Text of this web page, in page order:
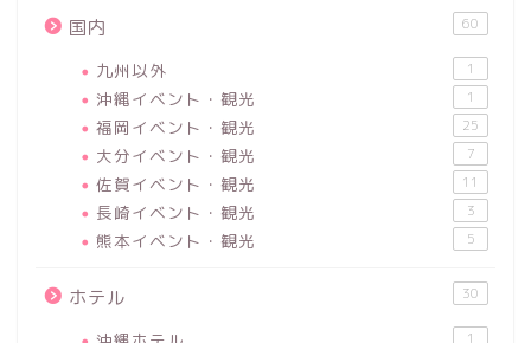
国内 60
九州以外 1
沖縄イベント・観光 1
福岡イベント・観光 25
大分イベント・観光 7
佐賀イベント・観光 11
長崎イベント・観光 3
熊本イベント・観光 5
ホテル 30
1